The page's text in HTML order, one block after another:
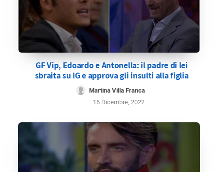
GF Vip, Edoardo e Antonella: il padre di lei
sbraita su IG e approva gli insulti alla figlia
Martina Villa Franca
16 Dicembre, 2022